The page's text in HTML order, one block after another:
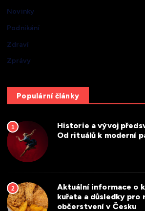
Novinky
Podnikání
Zdraví
Zprávy
Populární články
1
Historie a vývoj
Od rituálů k moderní
2
Aktuální informace o
kuřata a důsledky pro
občerstvení v Česku